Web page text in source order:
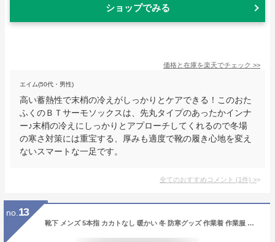
ショップでみる
価格と在庫を楽天でチェック >>
エイム(50代・男性)
高い蓄熱性で末梢の冷えがしっかりとケアできる！このおた
ふくのＢＴサーモソックスは、先丸タイプのあったかインナ
ー♪末梢の冷えにしっかりとアプローチしてくれるので冬場
の寒さ対策には重宝する、厚みも適度で靴の履き心地を変え
ないスマートな一足です。
全てのおすすめコメント (1件) >
no. 13
靴下 メンズ 5本指 カカトなし 暖かい 冬 防寒グッズ 作業着 作業服 あったかい ソックス 冷え性 冷え対策 プレゼント ギフト / 靴下 5本指 カカトなし 2P おたふく BTサーモソックス JW-159